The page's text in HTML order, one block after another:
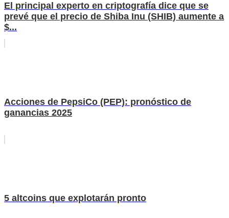
El principal experto en criptografía dice que se
prevé que el precio de Shiba Inu (SHIB) aumente a
$...
Acciones de PepsiCo (PEP): pronóstico de
ganancias 2025
5 altcoins que explotarán pronto